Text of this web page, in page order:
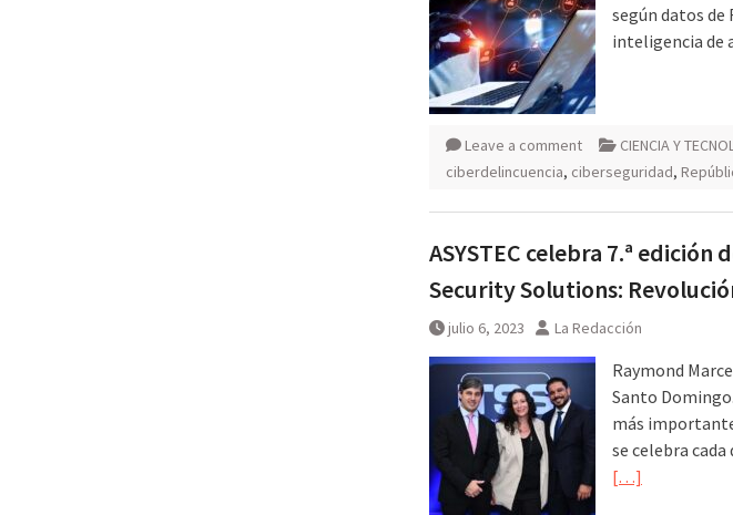
según datos
inteligencia de
Leave a comment CIENCIA Y
ciberdelincuencia, ciberseguridad,
ASYSTEC celebra 7.ª
Security Solutions:
julio 6, 2023 La Redacción
Raymond
Santo
más
se celebra
[…]